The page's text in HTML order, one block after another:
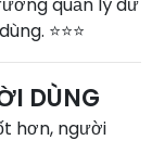
⭐⭐⭐
DÙNG
hơn, người